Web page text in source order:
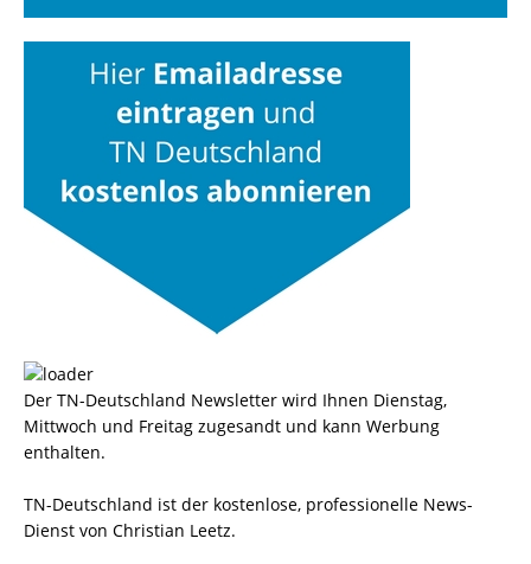
Der TN-Deutschland Newsletter wird Ihnen Dienstag,
Mittwoch und Freitag zugesandt und kann Werbung
enthalten.
TN-Deutschland ist der kostenlose, professionelle News-
Dienst von Christian Leetz.